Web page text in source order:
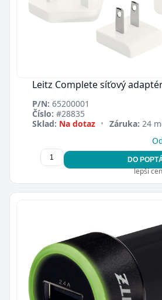
Leitz Complete síťový
P/N: 65200001
Číslo: #28835
Sklad: Na dotaz • Záruka: 24
DO
lepší